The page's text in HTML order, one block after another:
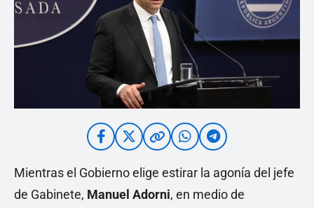
Mientras el Gobierno elige estirar la agonía del jefe
de Gabinete, Manuel Adorni, en medio de